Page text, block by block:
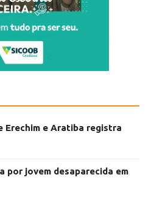
Erechim e Aratiba registra
por jovem desaparecida em